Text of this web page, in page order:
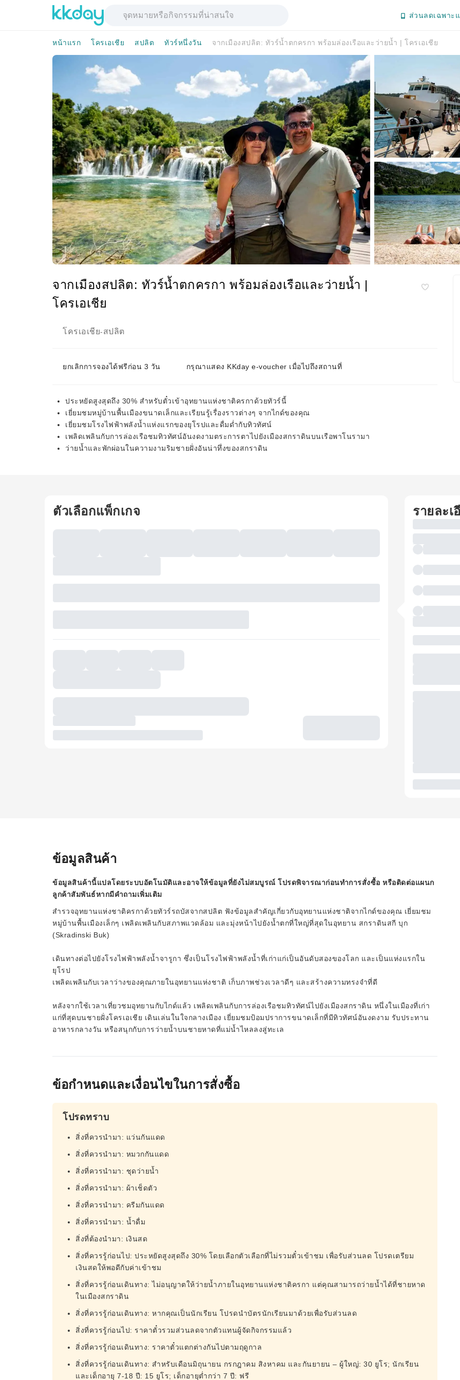
ส่วนลดเฉพาะ
หน้าแรก โครเอเชีย สปลิต ทัวร์หนึ่งวัน จากเมืองสปลิต: ทัวร์น้ำตกครกา พร้อมล่องเรือและว่ายน้ำ | โครเอเชีย
จากเมืองสปลิต: ทัวร์น้ำตกครกา พร้อมล่องเรือและว่ายน้ำ |
โครเอเชีย
โครเอเชีย-สปลิต
ยกเลิกการจองได้ฟรีก่อน 3 วัน กรุณาแสดง KKday e-voucher เมื่อไปถึงสถานที่
ประหยัดสูงสุดถึง 30% สำหรับตั๋วเข้าอุทยานแห่งชาติครกาด้วยทัวร์นี้
เยี่ยมชมหมู่บ้านพื้นเมืองขนาดเล็กและเรียนรู้เรื่องราวต่างๆ จากไกด์ของคุณ
เยี่ยมชมโรงไฟฟ้าพลังน้ำแห่งแรกของยุโรปและดื่มด่ำกับทิวทัศน์
เพลิดเพลินกับการล่องเรือชมทิวทัศน์อันงดงามตระการตาไปยังเมืองสกราดินบนเรือพาโนรามา
ว่ายน้ำและพักผ่อนในความงามริมชายฝั่งอันน่าทึ่งของสกราดิน
ตัวเลือกแพ็กเกจ รายละเ
ข้อมูลสินค้า
ข้อมูลสินค้านี้แปลโดยระบบอัตโนมัติและอาจให้ข้อมูลที่ยังไม่สมบูรณ์ โปรดพิจารณาก่อนทำการสั่งซื้อ หรือติดต่อแผนก
ลูกค้าสัมพันธ์หากมีคำถามเพิ่มเติม
สำรวจอุทยานแห่งชาติครกาด้วยทัวร์รถบัสจากสปลิต ฟังข้อมูลสำคัญเกี่ยวกับอุทยานแห่งชาติจากไกด์ของคุณ เยี่ยมชม
หมู่บ้านพื้นเมืองเล็กๆ เพลิดเพลินกับสภาพแวดล้อม และมุ่งหน้าไปยังน้ำตกที่ใหญ่ที่สุดในอุทยาน สกราดินสกี บุก
(Skradinski Buk)
เดินทางต่อไปยังโรงไฟฟ้าพลังน้ำจารูกา ซึ่งเป็นโรงไฟฟ้าพลังน้ำที่เก่าแก่เป็นอันดับสองของโลก และเป็นแห่งแรกใน
ยุโรป
เพลิดเพลินกับเวลาว่างของคุณภายในอุทยานแห่งชาติ เก็บภาพช่วงเวลาดีๆ และสร้างความทรงจำที่ดี
หลังจากใช้เวลาเที่ยวชมอุทยานกับไกด์แล้ว เพลิดเพลินกับการล่องเรือชมทิวทัศน์ไปยังเมืองสกราดิน หนึ่งในเมืองที่เก่า
แก่ที่สุดบนชายฝั่งโครเอเชีย เดินเล่นในใจกลางเมือง เยี่ยมชมป้อมปราการขนาดเล็กที่มีทิวทัศน์อันงดงาม รับประทาน
อาหารกลางวัน หรือสนุกกับการว่ายน้ำบนชายหาดที่แม่น้ำไหลลงสู่ทะเล
ข้อกำหนดและเงื่อนไขในการสั่งซื้อ
โปรดทราบ
สิ่งที่ควรนำมา: แว่นกันแดด
สิ่งที่ควรนำมา: หมวกกันแดด
สิ่งที่ควรนำมา: ชุดว่ายน้ำ
สิ่งที่ควรนำมา: ผ้าเช็ดตัว
สิ่งที่ควรนำมา: ครีมกันแดด
สิ่งที่ควรนำมา: น้ำดื่ม
สิ่งที่ต้องนำมา: เงินสด
สิ่งที่ควรรู้ก่อนไป: ประหยัดสูงสุดถึง 30% โดยเลือกตัวเลือกที่ไม่รวมตั๋วเข้าชม เพื่อรับส่วนลด โปรดเตรียม
เงินสดให้พอดีกับค่าเข้าชม
สิ่งที่ควรรู้ก่อนเดินทาง: ไม่อนุญาตให้ว่ายน้ำภายในอุทยานแห่งชาติครกา แต่คุณสามารถว่ายน้ำได้ที่ชายหาด
ในเมืองสกราดิน
สิ่งที่ควรรู้ก่อนเดินทาง: หากคุณเป็นนักเรียน โปรดนำบัตรนักเรียนมาด้วยเพื่อรับส่วนลด
สิ่งที่ควรรู้ก่อนไป: ราคาตั๋วรวมส่วนลดจากตัวแทนผู้จัดกิจกรรมแล้ว
สิ่งที่ควรรู้ก่อนเดินทาง: ราคาตั๋วแตกต่างกันไปตามฤดูกาล
สิ่งที่ควรรู้ก่อนเดินทาง: สำหรับเดือนมิถุนายน กรกฎาคม สิงหาคม และกันยายน – ผู้ใหญ่: 30 ยูโร; นักเรียน
และเด็กอายุ 7-18 ปี: 15 ยูโร; เด็กอายุต่ำกว่า 7 ปี: ฟรี